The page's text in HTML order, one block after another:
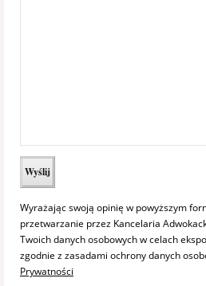
Wyrażając swoją opinię w powyższym
przetwarzanie przez Kancelaria
Twoich danych osobowych w celach
zgodnie z zasadami ochrony danych
Prywatności